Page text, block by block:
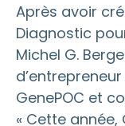
Après avoir
Diagnostic
Michel G.
GenePOC et
« Cette